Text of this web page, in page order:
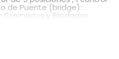
de Puente (bridge):
y Blindados